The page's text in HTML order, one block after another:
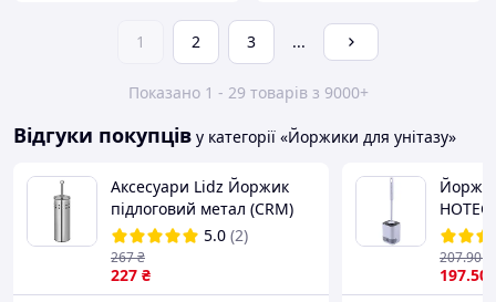
1 2 3 ...
Показано 1 - 29 товарів з 9000+
Відгуки покупців у категорії «Йоржики для унітазу»
Аксесуари Lidz Йоржик
підлоговий метал (CRM)
121-05-01??? 5.0 (2)
227 ₴
267₴
білий
197.50
207.90